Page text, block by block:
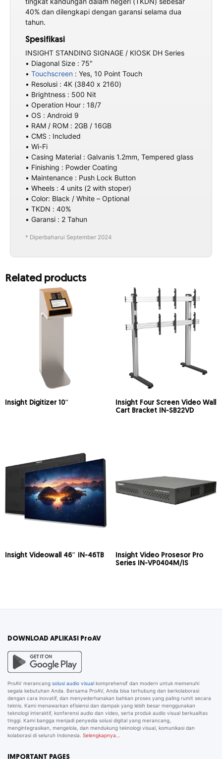
40% dan dilengkapi dengan garansi selama dua
tahun.
Spesifikasi
INSIGHT STANDING SIGNAGE / KIOSK DH Series
• Diagonal Size : 75″
• Touchscreen : Yes, 10 Point Touch
• Resolusi : 4K (3840 x 2160)
• Brightness : 500 Nit
• Operation Hour : 18/7
• OS : Android 9
• RAM / ROM : 2GB / 16GB
• CMS : Included
• Wi-Fi
• Casing Material : Galvanis 1.2mm, Tempered glass
• Finishing : Powder Coating
• Maintenance : Push Lock Button
• Wheels : 4 units (2 with stoper)
• Color: Black / White – Optional
• TKDN : 40%
• Garansi : 2 Tahun
* Diperbaharui September 2024
Related products
Insight Digitizer 10″
Insight Four Screen Video Wall
Cart Bracket IN-SB22VD
Insight Videowall 46″ IN-46TB
Insight Video Prosesor Pro
Series IN-VP0404M/IS
DOWNLOAD APLIKASI ProAV
ProAV merancang solusi audio visual komprehensif dan modern untuk memenuhi
segala kebutuhan Anda. Bersama ProAV, Anda bisa terhubung dan berkolaborasi
dengan cara inovatif, dan menyederhanakan bahkan proses yang paling rumit secara
teknis. Kami menawarkan efisiensi dan dampak yang lebih besar menggunakan
teknologi interaktif, konferensi audio dan video, serta produk audio visual berkualitas
tinggi. Kami bangga menjadi penyedia solusi digital yang merancang,
mengintegrasikan, mengelola, dan mendukung teknologi visual, komunikasi dan
kolaborasi di seluruh Indonesia. Selengkapnya…
IMPORTANT PAGES